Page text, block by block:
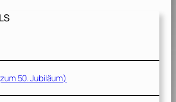
50. Jubiläum)